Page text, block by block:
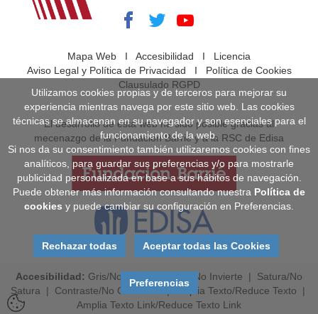
Mapa Web I Accesibilidad I Licencia
Aviso Legal y Política de Privacidad I Política de Cookies
Clausulado RGPD
El desarrollo de esta web ha sido posible gracias al
mecenazgo de la Fundación Barrié y a la RSC de Edisa
Accesibilidad: Gris/No Gris No Invierte | Satura/No
Satura | Contraste/No Contraste Amplia Texto/Reduce Texto |
Amplia Texto Link/Reduce Texto Link
Utilizamos cookies propias y de terceros para mejorar su
experiencia mientras navega por este sitio web. Las cookies
técnicas se almacenan en su navegador y son esenciales para el
funcionamiento de la web.
Si nos da su consentimiento también utilizaremos cookies con fines
analíticos, para guardar sus preferencias y/o para mostrarle
publicidad personalizada en base a sus hábitos de navegación.
Puede obtener más información consultando nuestra Política de
cookies y puede cambiar su configuración en Preferencias.
Rechazar todas Aceptar todas las Cookies
Preferencias